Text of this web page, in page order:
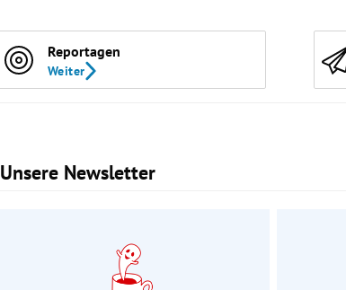
Reportagen
Weiter
Unsere Newsletter
Slide 1 von 3